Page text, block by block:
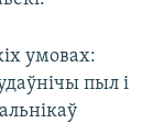
умовах:
пыл і